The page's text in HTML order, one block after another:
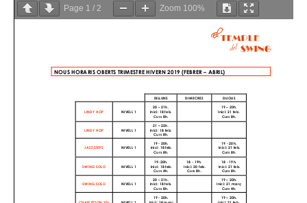
Page 1 / 2 Zoom 100%